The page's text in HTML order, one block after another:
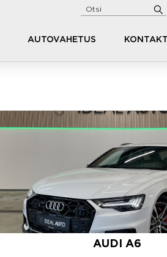
AUTOVAHETUS
AUDI A6